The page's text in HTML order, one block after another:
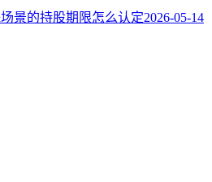
景的持股期限怎么认定2026-05-14